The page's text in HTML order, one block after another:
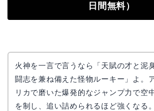
日間無料）
火神を一言で言うなら「天賦の才と泥
闘志を兼ね備えた怪物ルーキー」よ。
リカで磨いた爆発的なジャンプ力で空
を制し、追い詰められるほど強くなる